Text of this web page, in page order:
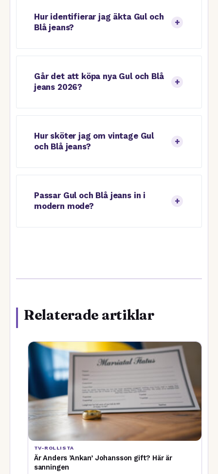
Hur identifierar jag äkta Gul och
Blå jeans?
Går det att köpa nya Gul och Blå
jeans 2026?
Hur sköter jag om vintage Gul
och Blå jeans?
Passar Gul och Blå jeans in i
modern mode?
Relaterade artiklar
TV-ROLLISTA
Är Anders ’Ankan’ Johansson gift? Här är
sanningen